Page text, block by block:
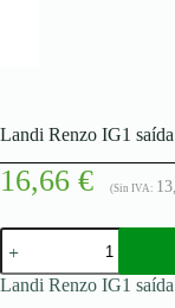
Landi Renzo IG1
16,66 € (Sin IVA:
Quantidade
de
Landi
Renzo
Landi Renzo IG1